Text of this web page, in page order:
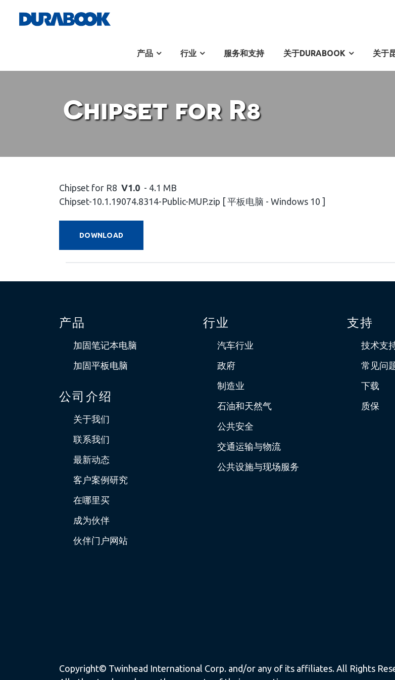
产品 行业 服务和支持 关于DURABOOK 关于
Chipset for R8
Chipset for R8 V1.0 - 4.1 MB
Chipset-10.1.19074.8314-Public-MUP.zip [ 平板电脑 - Windows 10 ]
DOWNLOAD
产品
加固笔记本电脑
加固平板电脑
公司介绍
关于我们
联系我们
最新动态
客户案例研究
在哪里买
成为伙伴
伙伴门户网站
行业
汽车行业
政府
制造业
石油和天然气
公共安全
交通运输与物流
公共设施与现场服务
支持
技术支
常见问
下载
质保
Copyright© Twinhead International Corp. and/or any of its affiliates. All Rights